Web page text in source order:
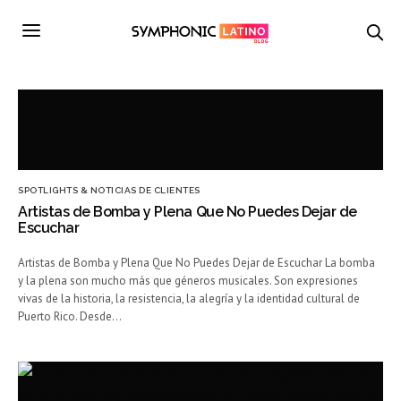
SPOTLIGHTS & NOTICIAS DE CLIENTES
Artistas de Bomba y Plena Que No Puedes Dejar de
Escuchar
Artistas de Bomba y Plena Que No Puedes Dejar de Escuchar La bomba
y la plena son mucho más que géneros musicales. Son expresiones
vivas de la historia, la resistencia, la alegría y la identidad cultural de
Puerto Rico. Desde…